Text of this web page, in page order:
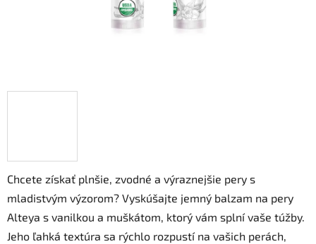
Chcete získať plnšie, zvodné a výraznejšie pery s
mladistvým výzorom? Vyskúšajte jemný balzam na pery
Alteya s vanilkou a muškátom, ktorý vám splní vaše túžby.
Jeho ľahká textúra sa rýchlo rozpustí na vašich perách,